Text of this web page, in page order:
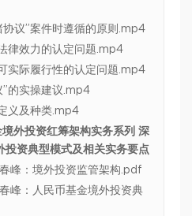
协议”案件时遵循的原则.mp4
律效力的认定问题.mp4
实际履行性的认定问题.mp4
”的实操建议.mp4
义及种类.mp4
外投资红筹架构实务系列 深
投资典型模式及相关实务要点
峰：境外投资监管架构.pdf
峰：人民币基金境外投资典